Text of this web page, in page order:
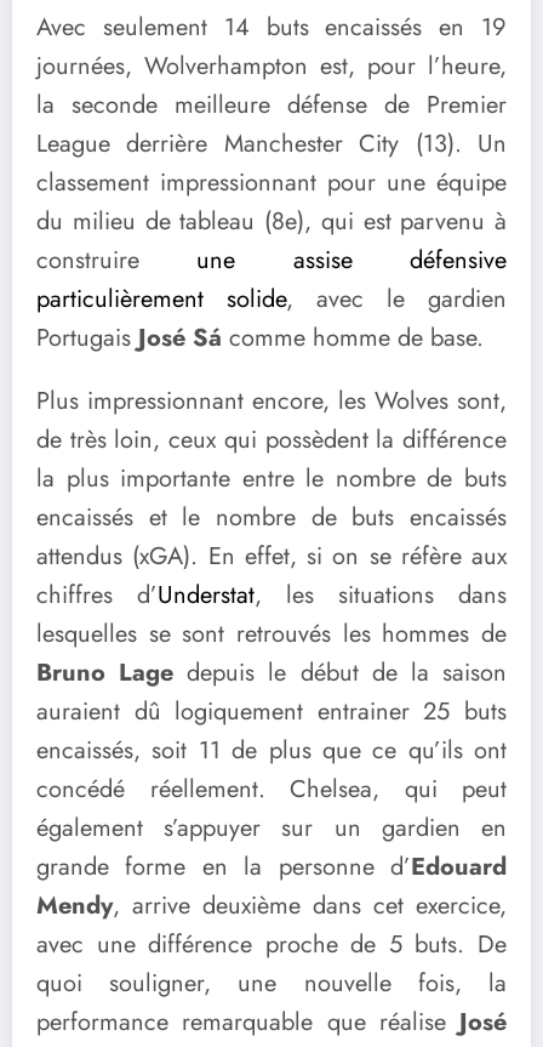
Avec seulement 14 buts encaissés en 19
journées, Wolverhampton est, pour l’heure,
la seconde meilleure défense de Premier
League derrière Manchester City (13). Un
classement impressionnant pour une équipe
du milieu de tableau (8e), qui est parvenu à
construire une assise défensive
particulièrement solide, avec le gardien
PortugaisJosé Sá comme homme de base.
Plus impressionnant encore, les Wolves sont,
de très loin, ceux qui possèdent la différence
la plus importante entre le nombre de buts
encaissés et le nombre de buts encaissés
attendus (xGA). En effet, si on se réfère aux
chiffres d’Understat, les situations dans
lesquelles se sont retrouvés les hommes de
Bruno Lage depuis le début de la saison
auraient dû logiquement entrainer 25 buts
encaissés, soit 11 de plus que ce qu’ils ont
concédé réellement. Chelsea, qui peut
également s’appuyer sur un gardien en
grande forme en la personne d’Edouard
Mendy, arrive deuxième dans cet exercice,
avec une différence proche de 5 buts. De
quoi souligner, une nouvelle fois, la
performance remarquable que réalise José